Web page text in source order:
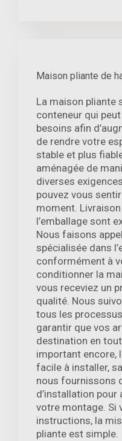
Maison pliante de
La maison pliante
conteneur qui
besoins afin
de rendre votre
stable et plus
aménagée de
diverses
pouvez vous
moment.
l’emballage sont
Nous faisons
spécialisée dans
conformément à
conditionner la
vous receviez un
qualité. Nous
tous les
garantir que vos
destination en
important encore,
facile à installer,
nous fournissons
d’installation
votre montage. Si
instructions, la
pliante est simple.